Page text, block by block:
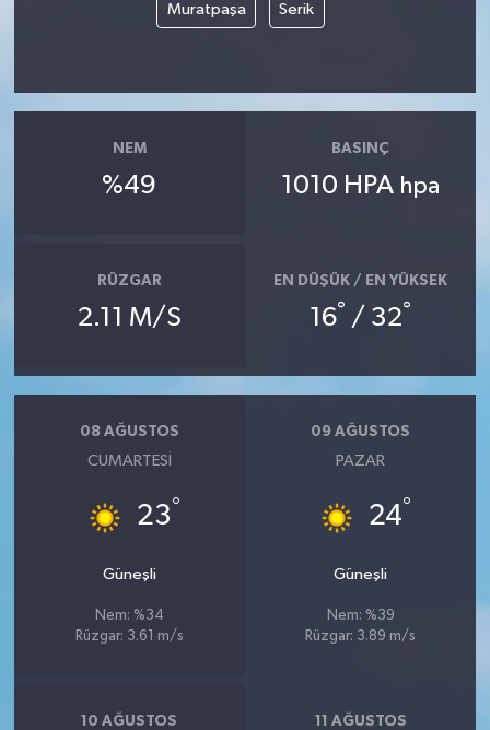
Muratpaşa Serik
NEM
%49
BASINÇ
1010 HPA hpa
RÜZGAR
2.11 M/S
EN DÜŞÜK / EN YÜKSEK
16° / 32°
08 AĞUSTOS
CUMARTESI
23°
Güneşli
Nem: %34
Rüzgar: 3.61 m/s
09 AĞUSTOS
PAZAR
24°
Güneşli
Nem: %39
Rüzgar: 3.89 m/s
10 AĞUSTOS 11 AĞUSTOS